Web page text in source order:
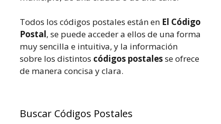
Todos los códigos postales están en El Código
Postal, se puede acceder a ellos de una forma
muy sencilla e intuitiva, y la información
sobre los distintos códigos postalesse ofrece
de manera concisa y clara.
Buscar Códigos Postales